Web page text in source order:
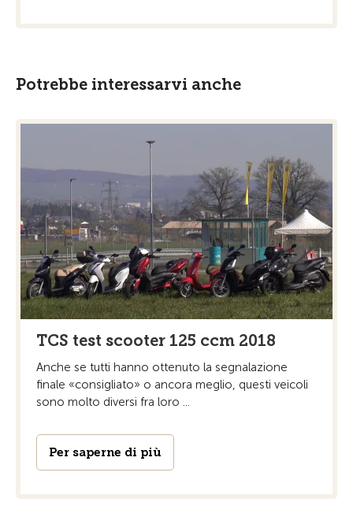
Potrebbe interessarvi anche
TCS test scooter 125 ccm 2018
Anche se tutti hanno ottenuto la segnalazione
finale «consigliato» o ancora meglio, questi veicoli
sono molto diversi fra loro ...
Per saperne di più